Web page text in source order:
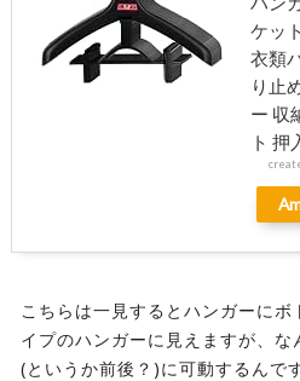
ケッ
衣類
り止
ー 収
ト 押
こちらは一見するとハンガーに
イプのハンガーに見えますが、
(というか前後？)に可動するんで